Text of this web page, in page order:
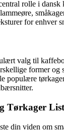
rolle i dansk
for enhver
valg til
former og
populære
Tørkager
din viden om